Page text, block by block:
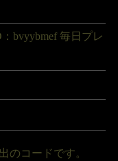
bvyybmef 毎日プレ
のコードです。